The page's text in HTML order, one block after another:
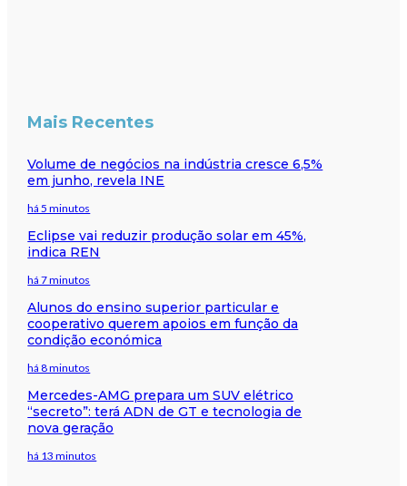
Mais Recentes
Volume de negócios na indústria cresce 6,5%
em junho, revela INE
há 5 minutos
Eclipse vai reduzir produção solar em 45%,
indica REN
há 7 minutos
Alunos do ensino superior particular e
cooperativo querem apoios em função da
condição económica
há 8 minutos
Mercedes-AMG prepara um SUV elétrico
“secreto”: terá ADN de GT e tecnologia de
nova geração
há 13 minutos